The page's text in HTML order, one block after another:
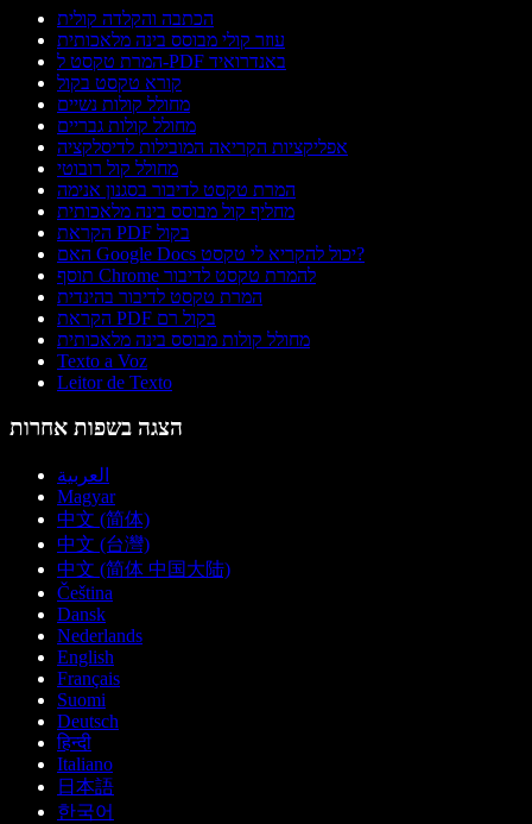
הכתבה והקלדה קולית
עוזר קולי מבוסס בינה מלאכותית
המרת טקסט ל-PDF באנדרואיד
קורא טקסט בקול
מחולל קולות נשיים
מחולל קולות גבריים
אפליקציות הקריאה המובילות לדיסלקציה
מחולל קול רובוטי
המרת טקסט לדיבור בסגנון אנימה
מחליף קול מבוסס בינה מלאכותית
הקראת PDF בקול
האם Google Docs יכול להקריא לי טקסט?
תוסף Chrome להמרת טקסט לדיבור
המרת טקסט לדיבור בהינדית
הקראת PDF בקול רם
מחולל קולות מבוסס בינה מלאכותית
Texto a Voz
Leitor de Texto
הצגה בשפות אחרות
العربية
Magyar
中文 (简体)
中文 (台灣)
中文 (简体 中国大陆)
Čeština
Dansk
Nederlands
English
Français
Suomi
Deutsch
हिन्दी
Italiano
日本語
한국어